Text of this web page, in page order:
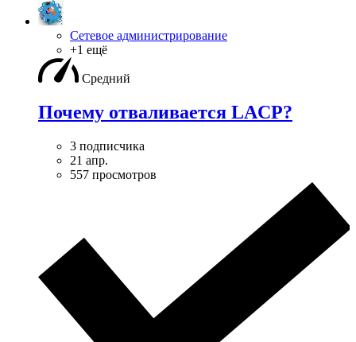
Сетевое администрирование
+1 ещё
Средний
Почему отваливается LACP?
3 подписчика
21 апр.
557 просмотров